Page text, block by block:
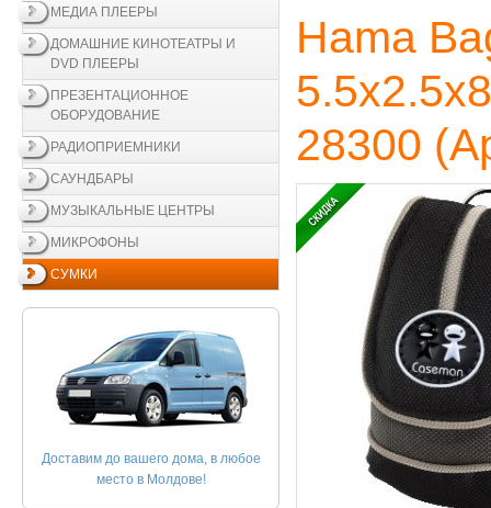
МЕДИА ПЛЕЕРЫ
ДОМАШНИЕ КИНОТЕАТРЫ И
DVD ПЛЕЕРЫ
ПРЕЗЕНТАЦИОННОЕ
ОБОРУДОВАНИЕ
РАДИОПРИЕМНИКИ
САУНДБАРЫ
МУЗЫКАЛЬНЫЕ ЦЕНТРЫ
МИКРОФОНЫ
СУМКИ
Доставим до вашего дома, в любое
место в Молдове!
Hama
28300